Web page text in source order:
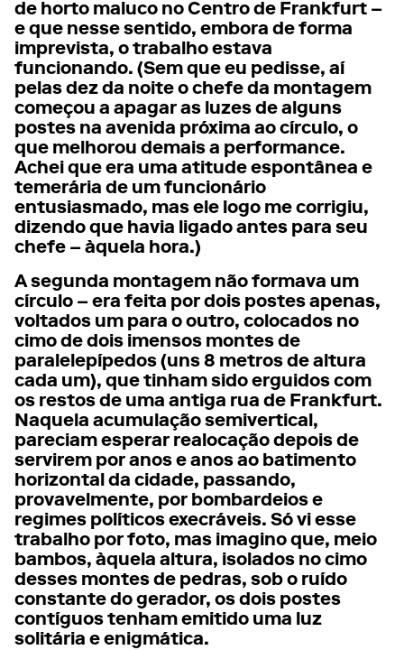
de horto maluco no Centro de Frankfurt –
e que nesse sentido, embora de forma
imprevista, o trabalho estava
funcionando. (Sem que eu pedisse, aí
pelas dez da noite o chefe da montagem
começou a apagar as luzes de alguns
postes na avenida próxima ao círculo, o
que melhorou demais a performance.
Achei que era uma atitude espontânea e
temerária de um funcionário
entusiasmado, mas ele logo me corrigiu,
dizendo que havia ligado antes para seu
chefe – àquela hora.)
A segunda montagem não formava um
círculo – era feita por dois postes apenas,
voltados um para o outro, colocados no
cimo de dois imensos montes de
paralelepípedos (uns 8 metros de altura
cada um), que tinham sido erguidos com
os restos de uma antiga rua de Frankfurt.
Naquela acumulação semivertical,
pareciam esperar realocação depois de
servirem por anos e anos ao batimento
horizontal da cidade, passando,
provavelmente, por bombardeios e
regimes políticos execráveis. Só vi esse
trabalho por foto, mas imagino que, meio
bambos, àquela altura, isolados no cimo
desses montes de pedras, sob o ruído
constante do gerador, os dois postes
contíguos tenham emitido uma luz
solitária e enigmática.